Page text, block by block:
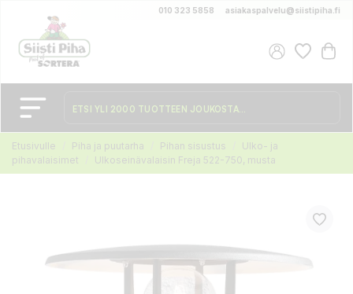
010 323 5858 asiakaspalvelu@siistipiha.fi
Etusivulle Piha ja puutarha Pihan sisustus
Ulko- ja
pihavalaisimet
Ulkoseinävalaisin Freja 522-750, musta